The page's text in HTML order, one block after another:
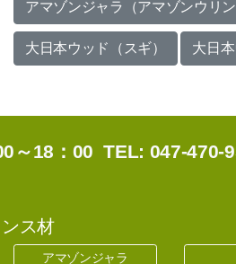
アマゾンジャラ（アマゾンウリン
大日本ウッド（スギ） 大日
～18：00 TEL: 047-
ス材
アマゾンジャラ